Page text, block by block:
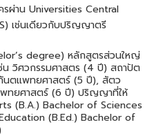
ผ่าน Universities Central
เช่นเดียวกับปริญญาตรี
degree) หลักสูตรส่วนใหญ่
น วิศวกรรมศาสตร (4 ปี) สถาปัต
นตแพทยศาสตร์ (5 ปี), สัตว
ทยศาสตร์ (6 ปี) ปริญญาที่ให้
(B.A.) Bachelor of Sciences
(B.Ed.) Bachelor of